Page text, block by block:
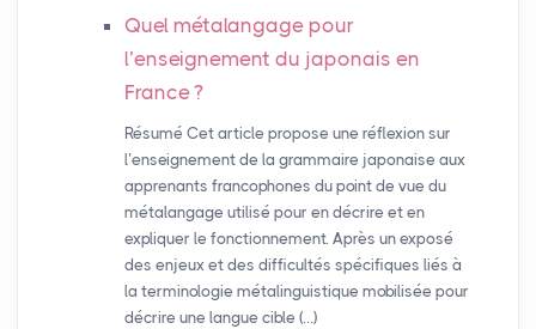
Quel métalangage pour
l’enseignement du japonais en
France?
Résumé Cet article propose une réflexion sur
l’enseignement de la grammaire japonaise aux
apprenants francophones du point de vue du
métalangage utilisé pour en décrire et en
expliquer le fonctionnement. Après un exposé
des enjeux et des difficultés spécifiques liés à
la terminologie métalinguistique mobilisée pour
décrire une langue cible (…)